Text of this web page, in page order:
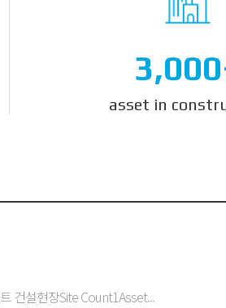
asset in
건설현장Site Count1Asset...